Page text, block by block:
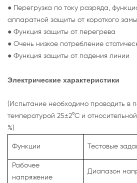
● Перегрузка по току разряда,
аппаратной защиты от короткого
● Функция защиты от перегрева
● Очень низкое потребление
● Функция защиты от падения линии
Электрические характеристики
(Испытание необходимо проводить в
температурой 25±2°C и
%)
Функции Тестовые
Рабочее
напряжение
Диапазон